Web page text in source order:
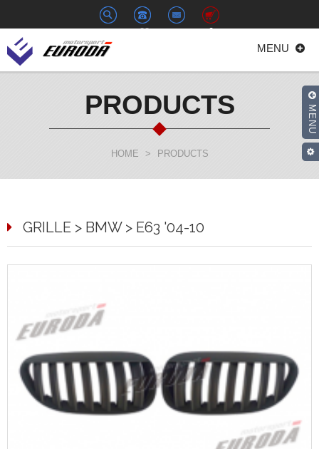
+886-
euroda@euroda.com.tw
0
MENU
PRODUCTS
HOME > PRODUCTS
MENU
GRILLE > BMW > E63 '04-10